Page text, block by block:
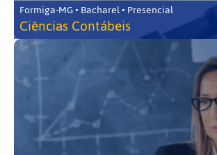
Formiga-MG • Bacharel • Presencial
Ciências Contábeis